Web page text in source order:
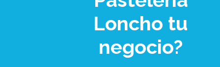
Loncho tu
negocio?